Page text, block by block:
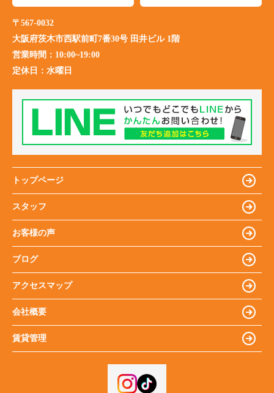
〒567-0032
大阪府茨木市西駅前町7番30号 田井ビル 1階
営業時間： 10:00~19:00
定休日： 水曜日
トップページ
スタッフ
お客様の声
ブログ
アクセスマップ
会社概要
賃貸管理